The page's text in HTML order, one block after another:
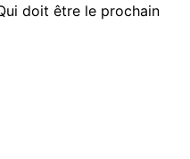
doit être le prochain